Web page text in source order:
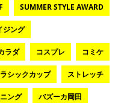
SUMMER STYLE AWARD
ジング
ラダ コスプレ コミケ
シックカップ ストレッチ
ング バズーカ岡田